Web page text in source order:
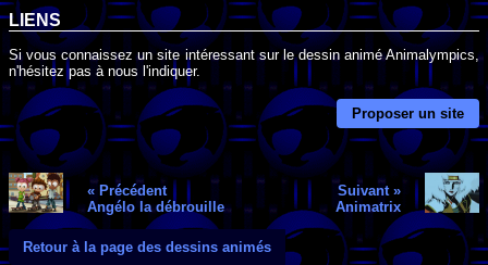
LIENS
Si vous connaissez un site intéressant sur le dessin animé Animalympics,
n'hésitez pas à nous l'indiquer.
Proposer un site
« Précédent
Angélo la débrouille
Suivant »
Animatrix
Retour à la page des dessins animés